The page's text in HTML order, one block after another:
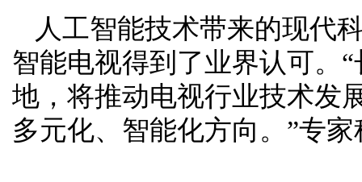
人工智能技术带来的现代
智能电视得到了业界认可。
地，将推动电视行业技术发
多元化、智能化方向。”专家